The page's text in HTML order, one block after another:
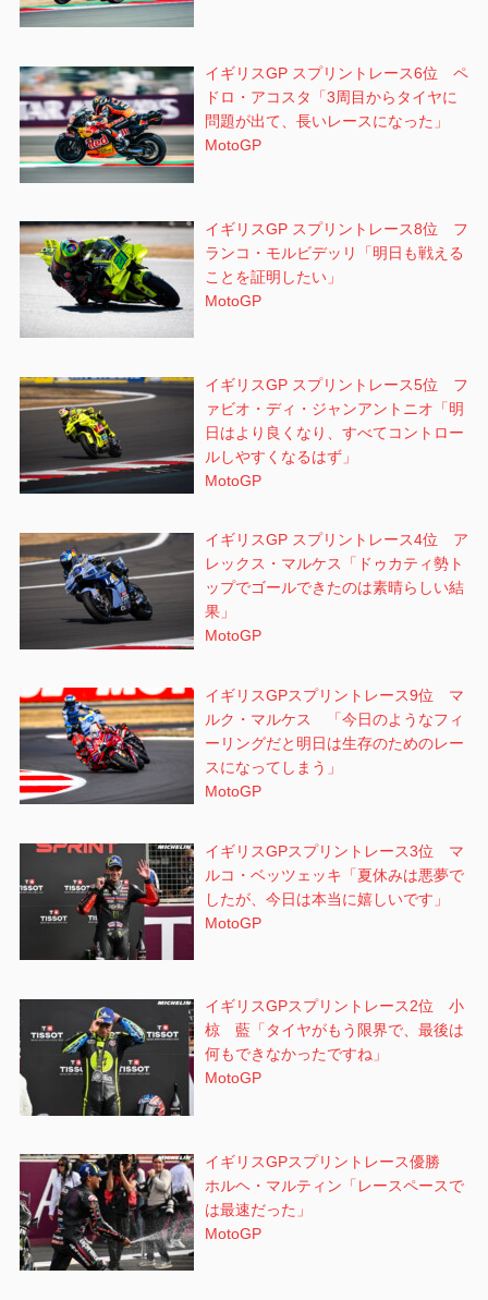
イギリスGP スプリントレース6位 ペ
ドロ・アコスタ「3周目からタイヤに
問題が出て、長いレースになった」
MotoGP
イギリスGP スプリントレース8位 フ
ランコ・モルビデッリ「明日も戦える
ことを証明したい」
MotoGP
イギリスGP スプリントレース5位 フ
ァビオ・ディ・ジャンアントニオ「明
日はより良くなり、すべてコントロー
ルしやすくなるはず」
MotoGP
イギリスGP スプリントレース4位 ア
レックス・マルケス「ドゥカティ勢ト
ップでゴールできたのは素晴らしい結
果」
MotoGP
イギリスGPスプリントレース9位 マ
ルク・マルケス 「今日のようなフィ
ーリングだと明日は生存のためのレー
スになってしまう」
MotoGP
イギリスGPスプリントレース3位 マ
ルコ・ベッツェッキ「夏休みは悪夢で
したが、今日は本当に嬉しいです」
MotoGP
イギリスGPスプリントレース2位 小
椋 藍「タイヤがもう限界で、最後は
何もできなかったですね」
MotoGP
イギリスGPスプリントレース優勝
ホルヘ・マルティン「レースペースで
は最速だった」
MotoGP